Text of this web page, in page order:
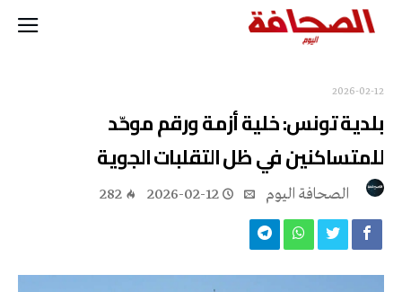
2026-02-12
بلدية تونس: خلية أزمة ورقم موحّد
للمتساكنين في ظل التقلبات الجوية
2026-02-12
282